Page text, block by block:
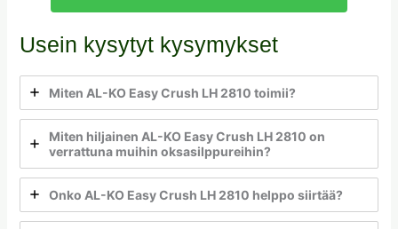
Usein kysytyt kysymykset
Miten AL-KO Easy Crush LH 2810 toimii?
Miten hiljainen AL-KO Easy Crush LH 2810 on
verrattuna muihin oksasilppureihin?
Onko AL-KO Easy Crush LH 2810 helppo siirtää?